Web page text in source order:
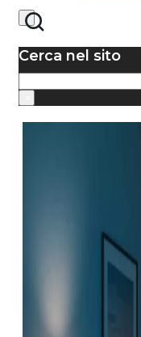
Cerca nel sito